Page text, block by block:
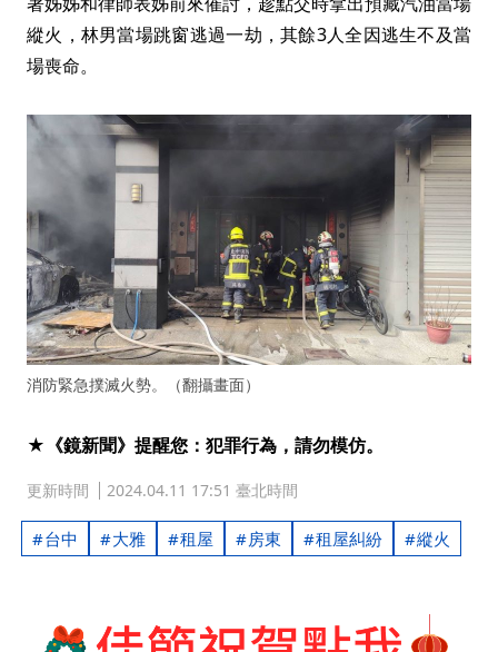
縱火，林男當場跳窗逃過一劫，其餘3人全因逃生不及當
場喪命。
消防緊急撲滅火勢。（翻攝畫面）
★《鏡新聞》提醒您：犯罪行為，請勿模仿。
更新時間 2024.04.11 17:51 臺北時間
台中 大雅 租屋 房東 租屋糾紛 縱火